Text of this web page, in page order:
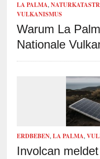
LA PALMA,
VULKANISMUS
Warum La
Nationale
ERDBEBEN,LA PALMA,
Involcan